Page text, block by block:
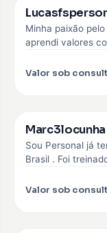
Minha paixão
aprendi valores
Valor sob
Marc3locunha
Sou Personal já
Brasil . Foi
Valor sob